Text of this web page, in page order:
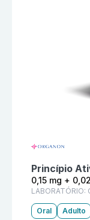
Princípio
0,15 mg +
LABORATÓRIO:
Oral Adulto